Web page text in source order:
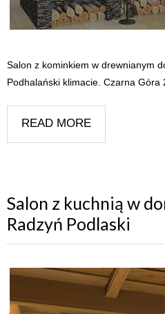
Salon z kominkiem w drewnianym
Podhalański klimacie. Czarna Góra
READ MORE
Salon z kuchnią w
Radzyń Podlaski